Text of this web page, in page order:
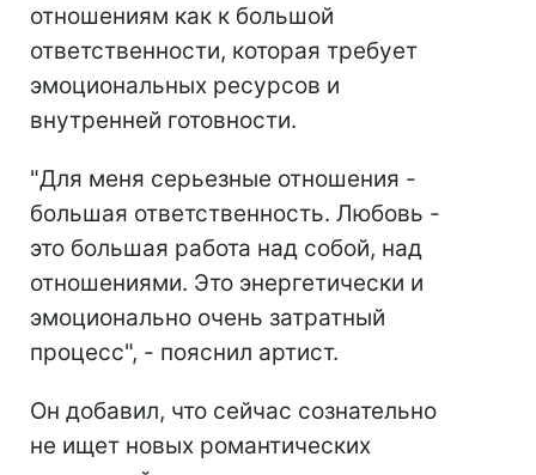
отношениям как к большой
ответственности, которая требует
эмоциональных ресурсов и
внутренней готовности.
"Для меня серьезные отношения -
большая ответственность. Любовь -
это большая работа над собой, над
отношениями. Это энергетически и
эмоционально очень затратный
процесс", - пояснил артист.
Он добавил, что сейчас сознательно
не ищет новых романтических